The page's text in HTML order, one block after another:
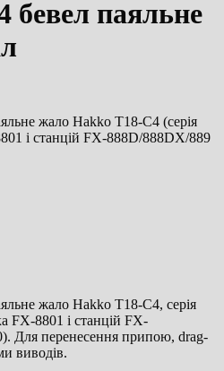
бевел паяльне
жало Hakko T18-C4 (серія
і станцій FX-888D/888DX/889
жало Hakko T18-C4, серія
FX-8801 і станцій FX-
Для перенесення припою, drag-
виводів.